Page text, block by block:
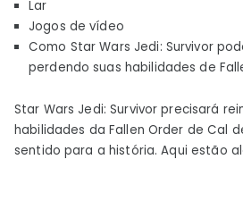
perdendo
seus
poderes
Lar
Jogos de vídeo
Como Star Wars Jedi: Survivor
perdendo suas habilidades de
Star Wars Jedi: Survivor precisará
habilidades da Fallen Order de Cal
sentido para a história. Aqui estão